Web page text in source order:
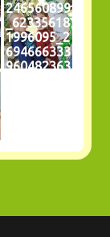
246560899
_62335618
1996095_2
694666333
960482363